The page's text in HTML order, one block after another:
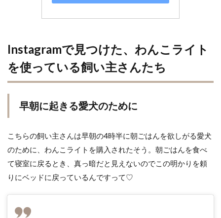
Instagramで見つけた、わんこライト
を使っている飼い主さんたち
早朝に起きる愛犬のために
こちらの飼い主さんは早朝の4時半に朝ごはんを欲しがる愛犬
のために、わんこライトを購入されたそう。朝ごはんを食べ
て寝室に戻るとき、真っ暗だと見えないのでこの明かりを頼
りにベッドに戻っているんですって♡